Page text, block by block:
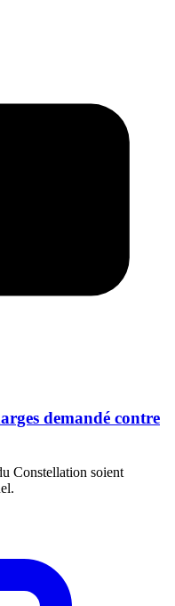
demandé contre
Constellation soient